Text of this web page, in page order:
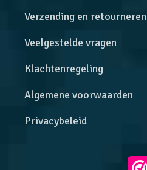
Verzending en retourneren
Veelgestelde vragen
Klachtenregeling
Algemene voorwaarden
Privacybeleid